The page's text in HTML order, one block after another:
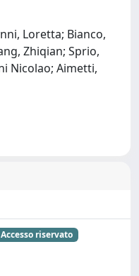
Loretta; Bianco,
Zhiqian; Sprio,
Nicolao; Aimetti,
Accesso riservato